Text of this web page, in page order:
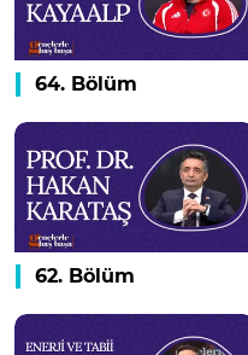
64. Bölüm
62. Bölüm